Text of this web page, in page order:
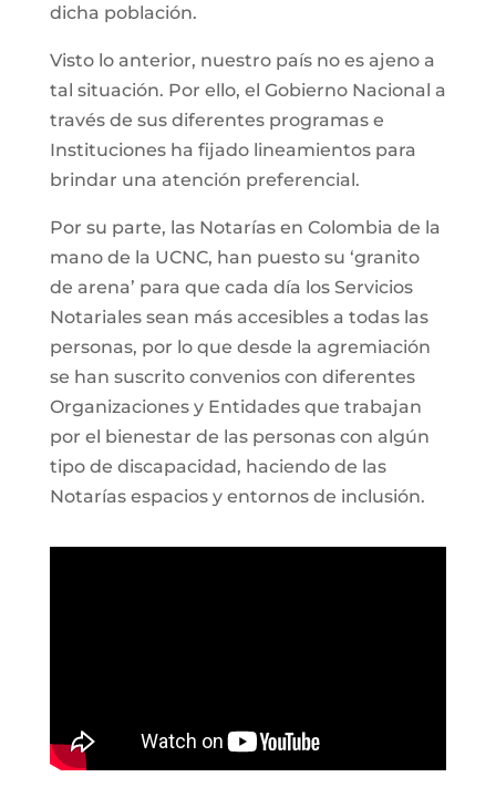
dicha población.
Visto lo anterior, nuestro país no es ajeno a
tal situación. Por ello, el Gobierno Nacional a
través de sus diferentes programas e
Instituciones ha fijado lineamientos para
brindar una atención preferencial.
Por su parte, las Notarías en Colombia de la
mano de la UCNC, han puesto su ‘granito
de arena’ para que cada día los Servicios
Notariales sean más accesibles a todas las
personas, por lo que desde la agremiación
se han suscrito convenios con diferentes
Organizaciones y Entidades que trabajan
por el bienestar de las personas con algún
tipo de discapacidad, haciendo de las
Notarías espacios y entornos de inclusión.